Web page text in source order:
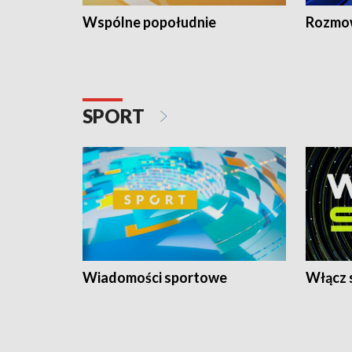
Wspólne popołudnie
SPORT
Wiadomości sportowe